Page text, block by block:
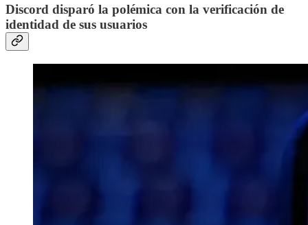
Discord disparó la polémica con la verificación de
identidad de sus usuarios